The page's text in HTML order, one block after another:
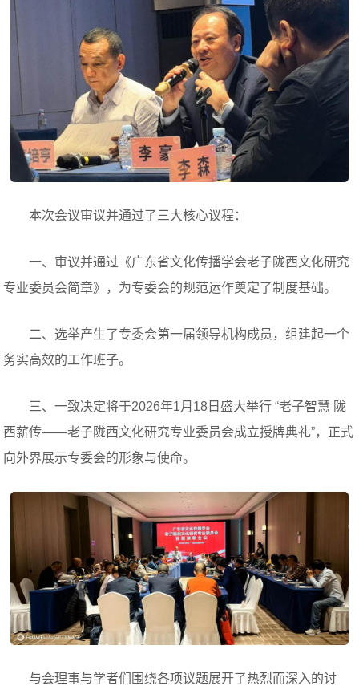
本次会议审议并通过了三大核心议程：
一、审议并通过《广东省文化传播学会老子陇西文化研究
专业委员会简章》，为专委会的规范运作奠定了制度基础。
二、选举产生了专委会第一届领导机构成员，组建起一个
务实高效的工作班子。
三、一致决定将于2026年1月18日盛大举行 “老子智慧 陇
西薪传——老子陇西文化研究专业委员会成立授牌典礼”，正式
向外界展示专委会的形象与使命。
与会理事与学者们围绕各项议题展开了热烈而深入的讨